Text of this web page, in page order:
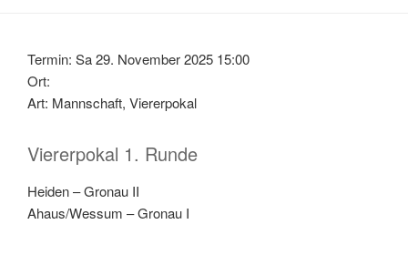
Termin: Sa 29. November 2025 15:00
Ort:
Art: Mannschaft, Viererpokal
Viererpokal 1. Runde
Heiden – Gronau II
Ahaus/Wessum – Gronau I